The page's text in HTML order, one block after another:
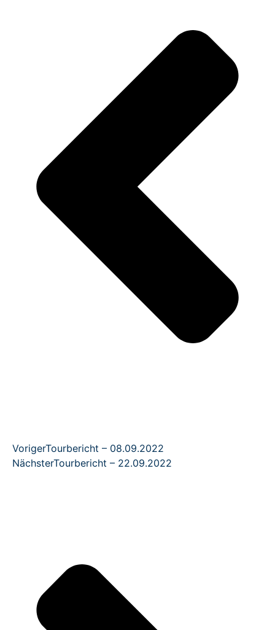
VorigerTourbericht – 08.09.2022
NächsterTourbericht – 22.09.2022